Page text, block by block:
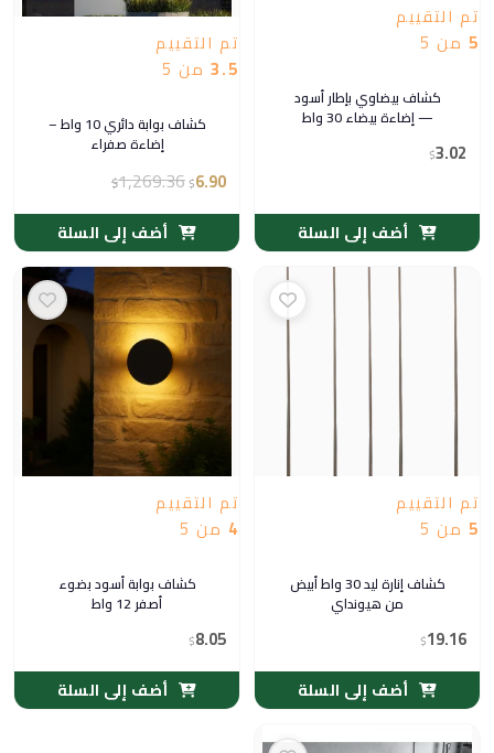
تم التقييم
5 من 5
كشاف بيضاوي بإطار أسود
— إضاءة بيضاء 30 واط
$3.02
أضف إلى السلة
تم التقييم
3.5 من 5
كشاف بوابة دائري 10 واط –
إضاءة صفراء
$1,269.36$6.90
أضف إلى السلة
تم التقييم
5 من 5
كشاف إنارة ليد 30 واط أبيض
من هيونداي
$19.16
أضف إلى السلة
تم التقييم
4 من 5
كشاف بوابة أسود بضوء
أصفر 12 واط
$8.05
أضف إلى السلة